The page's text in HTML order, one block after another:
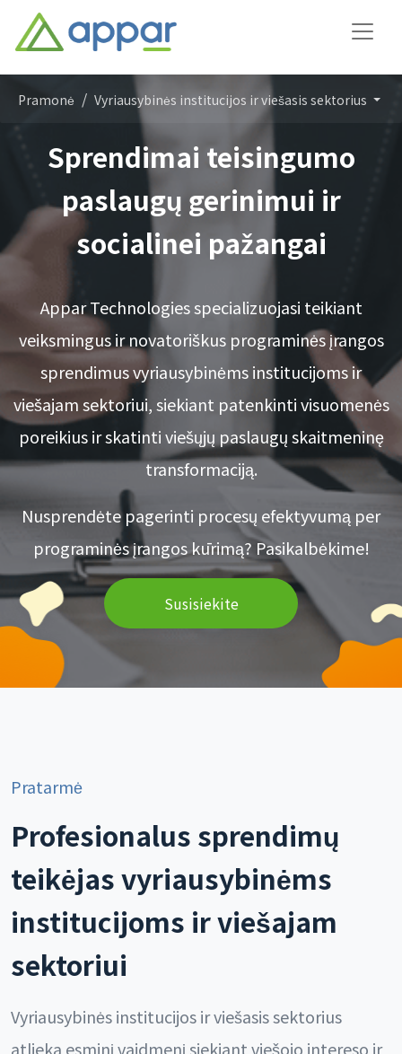
Pramonė Vyriausybinės institucijos ir viešasis sektorius
Sprendimai teisingumo
paslaugų gerinimui ir
socialinei pažangai
Appar Technologies specializuojasi teikiant
veiksmingus ir novatoriškus programinės įrangos
sprendimus vyriausybinėms institucijoms ir
viešajam sektoriui, siekiant patenkinti visuomenės
poreikius ir skatinti viešųjų paslaugų skaitmeninę
transformaciją.
Nusprendėte pagerinti procesų efektyvumą per
programinės įrangos kūrimą? Pasikalbėkime!
Susisiekite
Pratarmė
Profesionalus sprendimų
teikėjas vyriausybinėms
institucijoms ir viešajam
sektoriui
Vyriausybinės institucijos ir viešasis sektorius
atlieka esminį vaidmenį siekiant viešojo intereso ir